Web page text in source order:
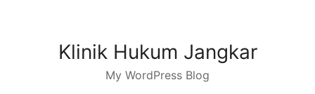
Klinik Hukum Jangkar
My WordPress Blog